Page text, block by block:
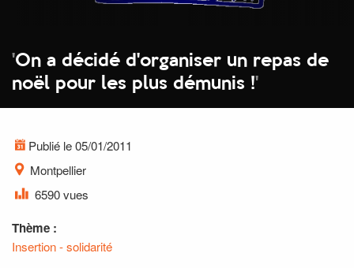
'On a décidé d'organiser un repas de
noël pour les plus démunis !'
Publié le 05/01/2011
Montpellier
6590 vues
Thème :
Insertion - solidarité